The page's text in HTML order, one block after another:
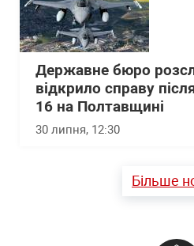
Державне бюро
відкрило справу
16 на Полтавщині
30 липня, 12:30
Більше